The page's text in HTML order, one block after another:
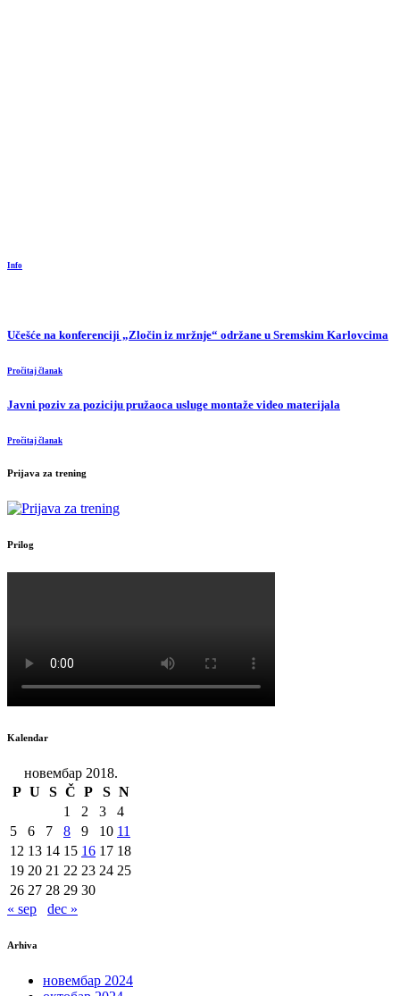
Info
Učešće na konferenciji „Zločin iz mržnje“ održane u Sremskim Karlovcima
Pročitaj članak
Javni poziv za poziciju pružaoca usluge montaže video materijala
Pročitaj članak
Prijava za trening
Prilog
Kalendar
новембар 2018.
P U S Č P S N
1
2 3
4
5
6 7 8 9 10 11
12 13 14 15 16 17 18
19 20 21 22 23 24 25
26 27 28 29 30
« sep
dec »
Arhiva
новембар 2024